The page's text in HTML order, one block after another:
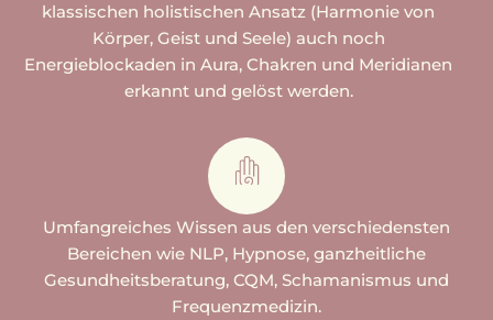
klassischen holistischen Ansatz (Harmonie von
Körper, Geist und Seele) auch noch
Energieblockaden in Aura, Chakren und Meridianen
erkannt und gelöst werden.
Umfangreiches Wissen aus den verschiedensten
Bereichen wie NLP, Hypnose, ganzheitliche
Gesundheitsberatung, CQM, Schamanismus und
Frequenzmedizin.